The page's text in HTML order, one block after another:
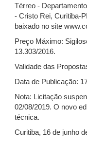
Térreo -
- Cristo Rei, Curitiba-
baixado no site
Preço Máximo:
13.303/2016.
Validade das
Data de Publicação:
Nota: Licitação
02/08/2019. O novo
técnica.
Curitiba, 16 de junho